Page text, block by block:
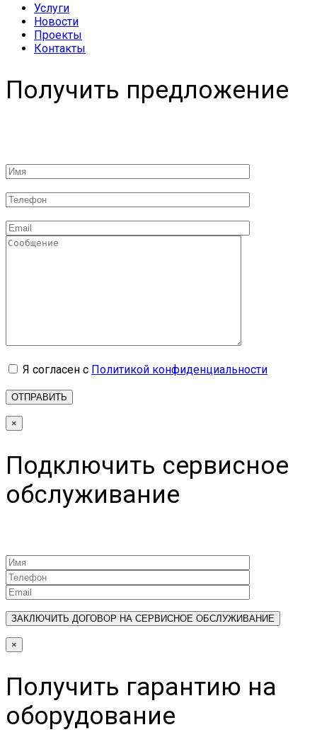
Услуги
Новости
Проекты
Контакты
Получить предложение
Я согласен с Политикой конфиденциальности
×
Подключить сервисное
обслуживание
×
Получить гарантию на
оборудование